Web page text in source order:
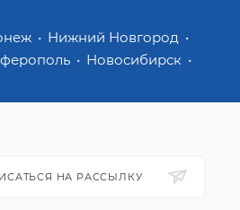
Нижний Новгород
Новосибирск
НА РАССЫЛКУ